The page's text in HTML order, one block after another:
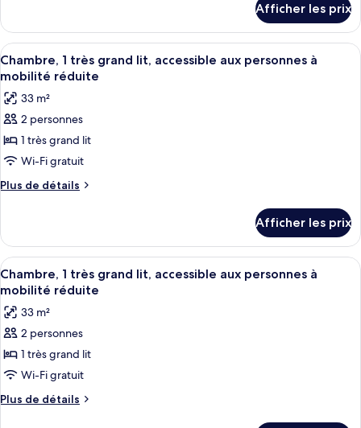
très
grand
lit
et
1
canapé-
lit,
accessible
aux
personnes
réduite
Suite,
très
grand
et
canapé-
lit,
accessible
personnes
Afficher les prix
Afficher
toutes
les
photos
pour
ce
type
de
1
très
grand
lit,
accessible
aux
personnes
à
mobilité
réduite
Une chambre d’hôtel équipée d’un
4
Chambre, 1 très grand lit, accessible aux personnes à
mobilité réduite
33 m²
2 personnes
1 très grand lit
Wi-Fi gratuit
Plus de détails
Plus
Chambre,
très
grand
accessible
aux
personnes
à
mobilité
Afficher les prix
Afficher
toutes
les
photos
pour
ce
type
de
Une chambre d’hôtel comprenant
6
Chambre, 1 très grand lit, accessible aux personnes à
mobilité réduite
33 m²
2 personnes
1 très grand lit
Wi-Fi gratuit
Plus de détails
Plus